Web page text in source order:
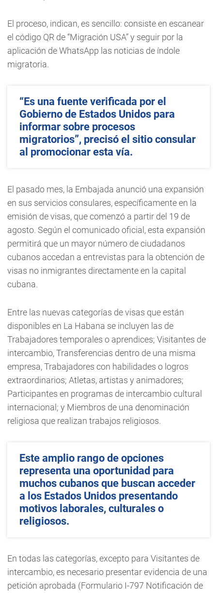
El proceso, indican, es sencillo: consiste en escanear
el código QR de “Migración USA” y seguir por la
aplicación de WhatsApp las noticias de índole
migratoria.
“Es una fuente verificada por el
Gobierno de Estados Unidos para
informar sobre procesos
migratorios”, precisó el sitio consular
al promocionar esta vía.
El pasado mes, la Embajada anunció una expansión
en sus servicios consulares, específicamente en la
emisión de visas, que comenzó a partir del 19 de
agosto. Según el comunicado oficial, esta expansión
permitirá que un mayor número de ciudadanos
cubanos accedan a entrevistas para la obtención de
visas no inmigrantes directamente en la capital
cubana.
Entre las nuevas categorías de visas que están
disponibles en La Habana se incluyen las de
Trabajadores temporales o aprendices; Visitantes de
intercambio, Transferencias dentro de una misma
empresa, Trabajadores con habilidades o logros
extraordinarios; Atletas, artistas y animadores;
Participantes en programas de intercambio cultural
internacional; y Miembros de una denominación
religiosa que realizan trabajos religiosos.
Este amplio rango de opciones
representa una oportunidad para
muchos cubanos que buscan acceder
a los Estados Unidos presentando
motivos laborales, culturales o
religiosos.
En todas las categorías, excepto para Visitantes de
intercambio, es necesario presentar evidencia de una
petición aprobada (Formulario I-797 Notificación de